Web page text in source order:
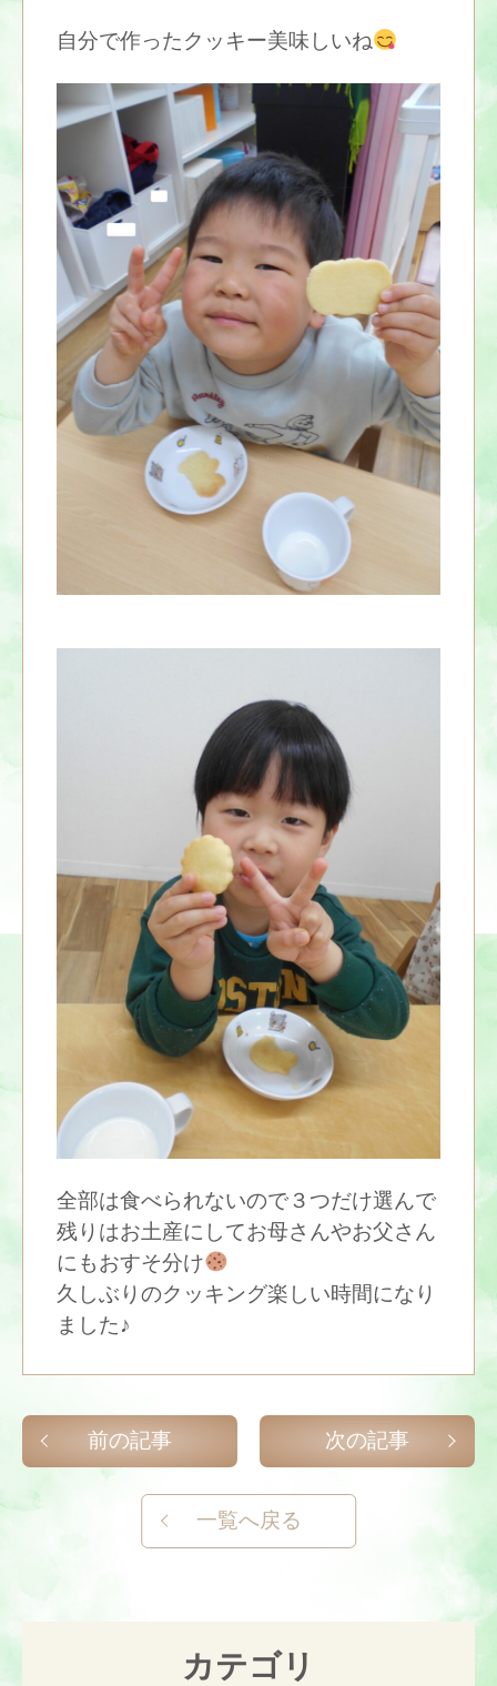
自分で作ったクッキー美味しいね
全部は食べられないので３つだけ選んで
残りはお土産にしてお母さんやお父さん
にもおすそ分け
久しぶりのクッキング楽しい時間になり
ました♪
前の記事 次の記事
一覧へ戻る
カテゴリ